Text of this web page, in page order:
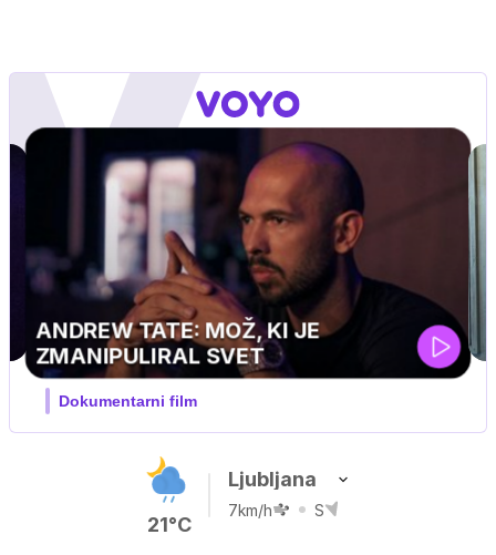
MOJ PRIJATELJ PINGVIN
Film meseca / družinski, pustolovski
21°C
Ljubljana
7km/h S